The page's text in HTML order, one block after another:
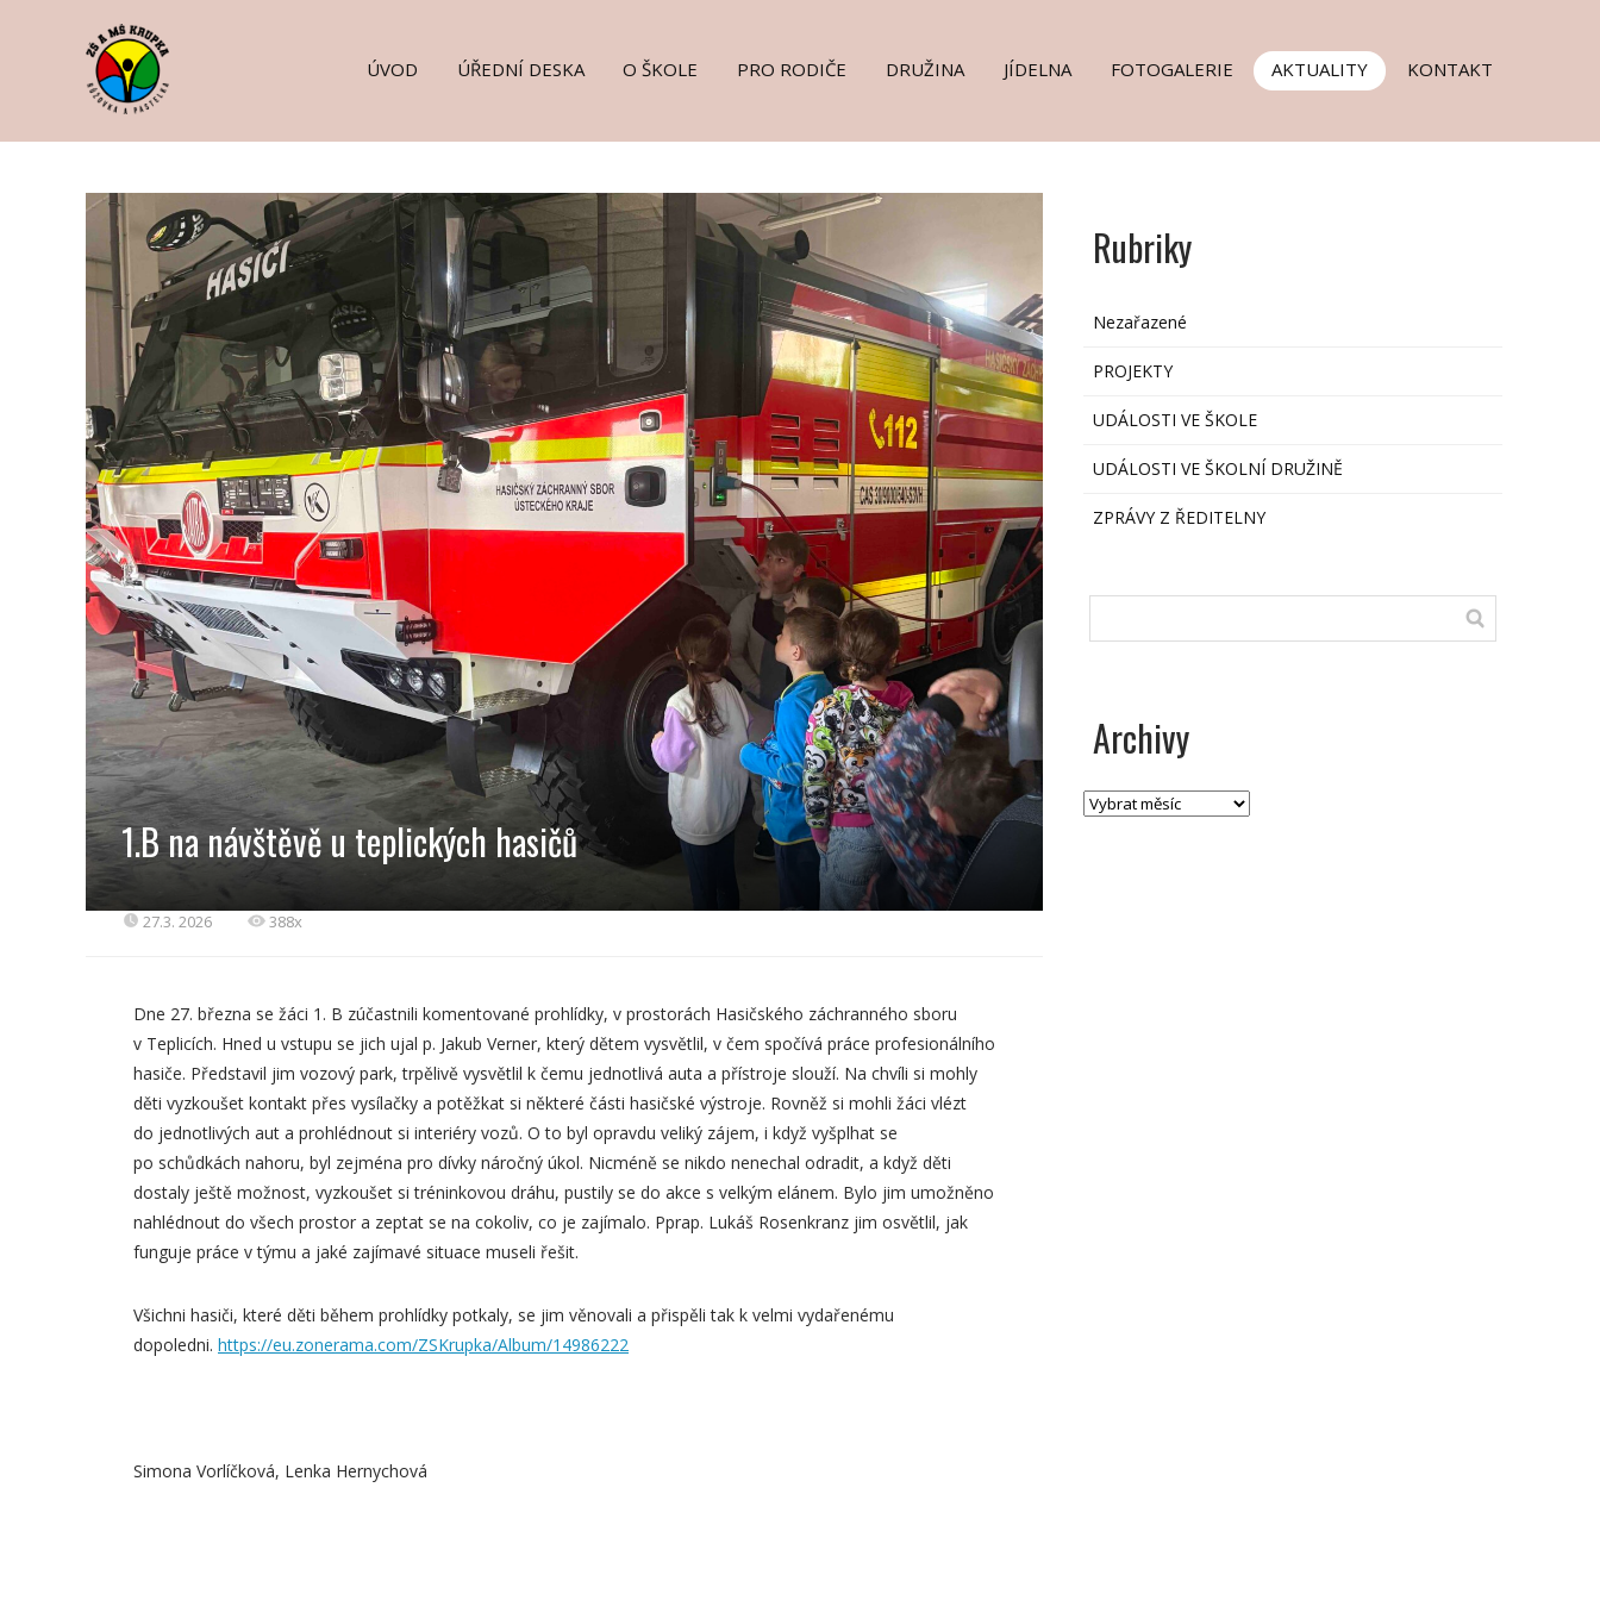
ÚVOD ÚŘEDNÍ DESKA O ŠKOLE PRO RODIČE DRUŽINA JÍDELNA FOTOGALERIE AKTUALITY KONTAKT
1.B na návštěvě u teplických hasičů
27.3. 2026 388x
Dne 27. března se žáci 1. B zúčastnili komentované prohlídky, v prostorách Hasičského záchranného sboru
v Teplicích. Hned u vstupu se jich ujal p. Jakub Verner, který dětem vysvětlil, v čem spočívá práce profesionálního
hasiče. Představil jim vozový park, trpělivě vysvětlil k čemu jednotlivá auta a přístroje slouží. Na chvíli si mohly
děti vyzkoušet kontakt přes vysílačky a potěžkat si některé části hasičské výstroje. Rovněž si mohli žáci vlézt
do jednotlivých aut a prohlédnout si interiéry vozů. O to byl opravdu veliký zájem, i když vyšplhat se
po schůdkách nahoru, byl zejména pro dívky náročný úkol. Nicméně se nikdo nenechal odradit, a když děti
dostaly ještě možnost, vyzkoušet si tréninkovou dráhu, pustily se do akce s velkým elánem. Bylo jim umožněno
nahlédnout do všech prostor a zeptat se na cokoliv, co je zajímalo. Pprap. Lukáš Rosenkranz jim osvětlil, jak
funguje práce v týmu a jaké zajímavé situace museli řešit.
Všichni hasiči, které děti během prohlídky potkaly, se jim věnovali a přispěli tak k velmi vydařenému
dopoledni. https://eu.zonerama.com/ZSKrupka/Album/14986222
Simona Vorlíčková, Lenka Hernychová
Rubriky
Nezařazené
PROJEKTY
UDÁLOSTI VE ŠKOLE
UDÁLOSTI VE ŠKOLNÍ DRUŽINĚ
ZPRÁVY Z ŘEDITELNY
Archivy